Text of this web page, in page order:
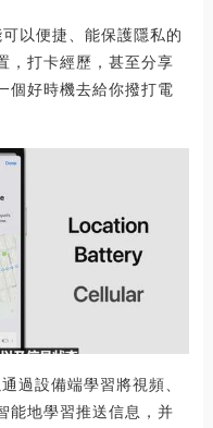
以便捷、能保護隱私的
，打卡經歷，甚至分享
個好時機去給你撥打電
過設備端學習將視頻、
能地學習推送信息，并